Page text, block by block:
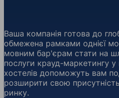
Ваша компанія готова до
обмежена рамками однієї
мовним бар'єрам стати на
послуги крауд-маркетингу у
хостелів допоможуть вам
розширити свою
ринку.